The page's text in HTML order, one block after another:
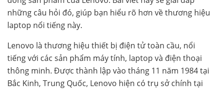
những câu hỏi đó, giúp bạn hiểu rõ hơn về thương hiệu
laptop nổi tiếng này.
Lenovo là thương hiệu thiết bị điện tử toàn cầu, nổi
tiếng với các sản phẩm máy tính, laptop và điện thoại
thông minh. Được thành lập vào tháng 11 năm 1984 tại
Bắc Kinh, Trung Quốc, Lenovo hiện có trụ sở chính tại